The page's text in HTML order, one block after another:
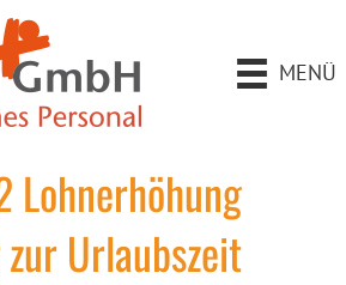
MENÜ
Lohnerhöhung
Urlaubszeit